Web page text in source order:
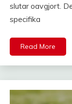
slutar oavgjort.
specifika
Read More